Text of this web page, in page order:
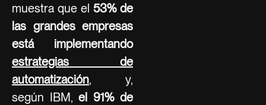
muestra que el 53% de
las grandes empresas
está implementando
estrategias de
automatización, y,
según IBM, el 91% de